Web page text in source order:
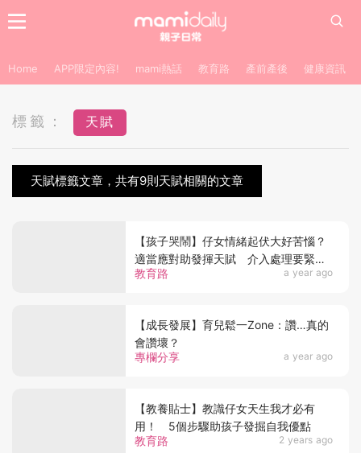
Home APP限定內容! mami熱話 教育路 產前產後 健康資訊
標籤： 天賦
天賦標籤文章，共有9則天賦相關的文章
教育路 a year ago
【孩子哭鬧】仔女情緒起伏大好苦惱？
適當應對助發揮天賦 介入處理要緊記7
部曲
專欄分享 a year ago
【成長發展】育兒鬆一Zone：讚…真的
會讚壞？
教育路 2 years ago
【教養貼士】教識仔女天生我才必有
用！ 5個步驟助孩子發掘自我優點